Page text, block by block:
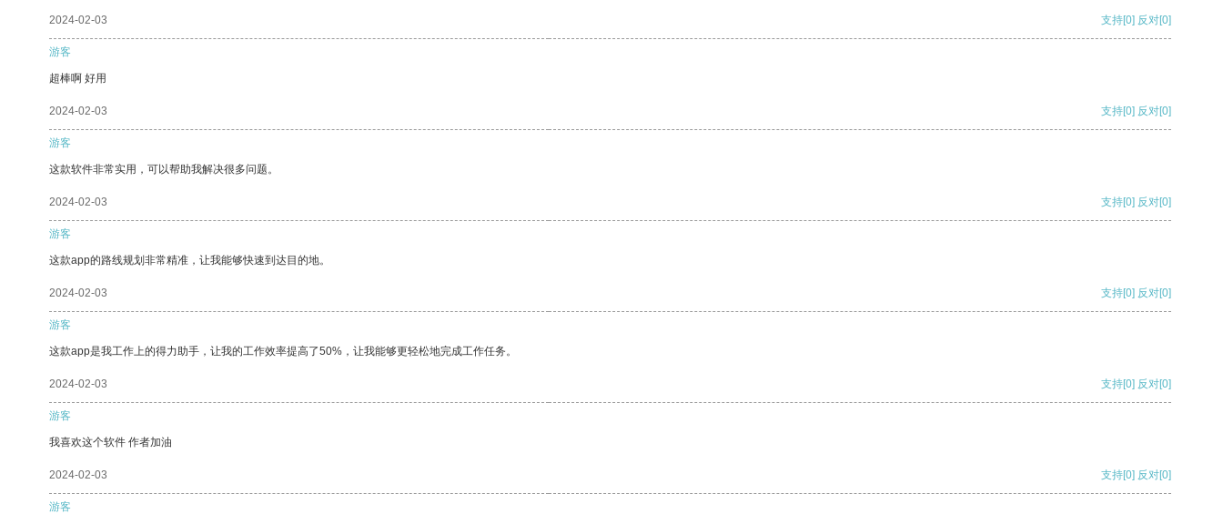
2024-02-03 支持[0] 反对[0]
游客
超棒啊 好用
2024-02-03 支持[0] 反对[0]
游客
这款软件非常实用，可以帮助我解决很多问题。
2024-02-03 支持[0] 反对[0]
游客
这款app的路线规划非常精准，让我能够快速到达目的地。
2024-02-03 支持[0] 反对[0]
游客
这款app是我工作上的得力助手，让我的工作效率提高了50%，让我能够更轻松地完成工作任务。
2024-02-03 支持[0] 反对[0]
游客
我喜欢这个软件 作者加油
2024-02-03 支持[0] 反对[0]
游客